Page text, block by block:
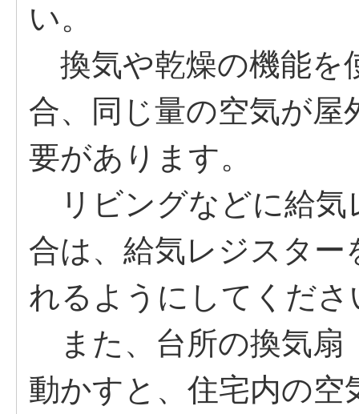
い。
換気や乾燥の機能を
合、同じ量の空気が屋
要があります。
リビングなどに給気
合は、給気レジスタ
れるようにしてくださ
また、台所の換気扇
動かすと、住宅内の